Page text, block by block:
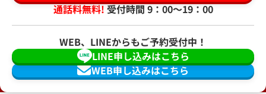
通話料無料!受付時間 9：00〜19：00
WEB、LINEからもご予約受付中！
WEB申し込みはこちら
LINE申し込みはこちら